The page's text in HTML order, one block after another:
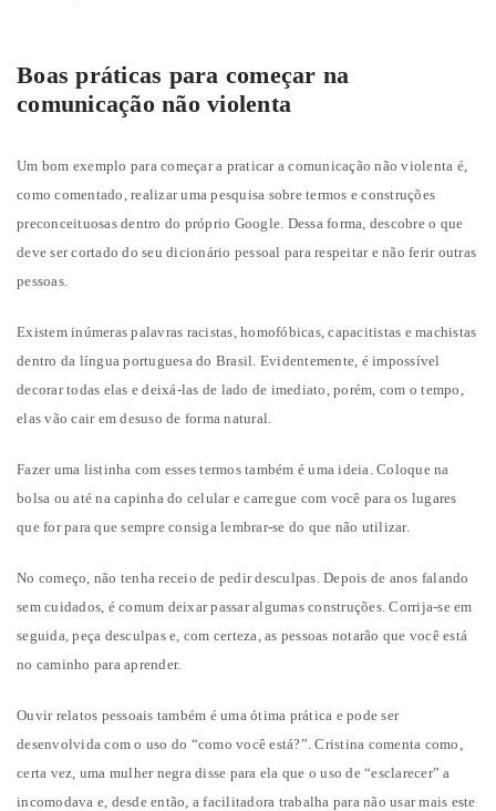
Boas práticas para começar na
comunicação não violenta
Um bom exemplo para começar a praticar a comunicação não violenta é,
como comentado, realizar uma pesquisa sobre termos e construções
preconceituosas dentro do próprio Google. Dessa forma, descobre o que
deve ser cortado do seu dicionário pessoal para respeitar e não ferir outras
pessoas.
Existem inúmeras palavras racistas, homofóbicas, capacitistas e machistas
dentro da língua portuguesa do Brasil. Evidentemente, é impossível
decorar todas elas e deixá-las de lado de imediato, porém, com o tempo,
elas vão cair em desuso de forma natural.
Fazer uma listinha com esses termos também é uma ideia. Coloque na
bolsa ou até na capinha do celular e carregue com você para os lugares
que for para que sempre consiga lembrar-se do que não utilizar.
No começo, não tenha receio de pedir desculpas. Depois de anos falando
sem cuidados, é comum deixar passar algumas construções. Corrija-se em
seguida, peça desculpas e, com certeza, as pessoas notarão que você está
no caminho para aprender.
Ouvir relatos pessoais também é uma ótima prática e pode ser
desenvolvida com o uso do “como você está?”. Cristina comenta como,
certa vez, uma mulher negra disse para ela que o uso de “esclarecer” a
incomodava e, desde então, a facilitadora trabalha para não usar mais este